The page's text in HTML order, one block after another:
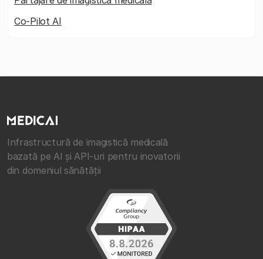
Co-Pilot AI
Infrastructură de imagistică medicală
bazată pe AI și API-uri pentru inovatorii
din domeniul sănătății